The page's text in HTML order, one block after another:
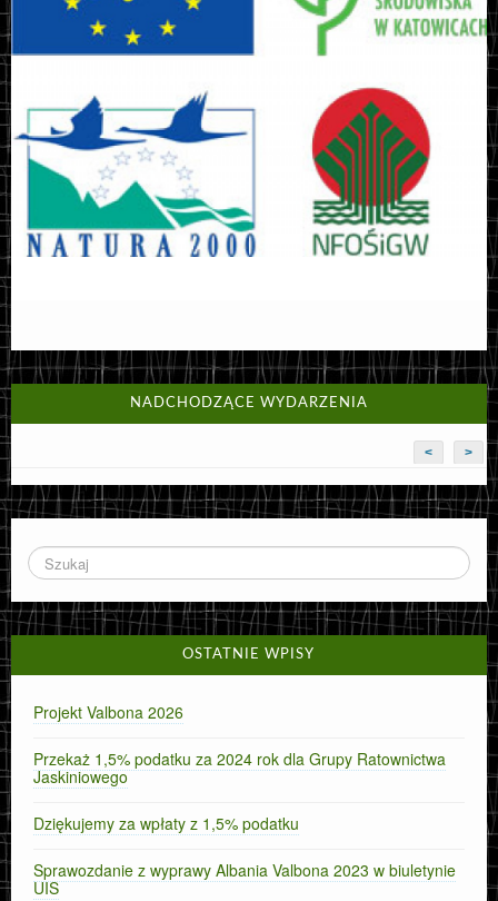
NADCHODZĄCE WYDARZENIA
< >
OSTATNIE WPISY
Projekt Valbona 2026
Przekaż 1,5% podatku za 2024 rok dla Grupy Ratownictwa
Jaskiniowego
Dziękujemy za wpłaty z 1,5% podatku
Sprawozdanie z wyprawy Albania Valbona 2023 w biuletynie
UIS